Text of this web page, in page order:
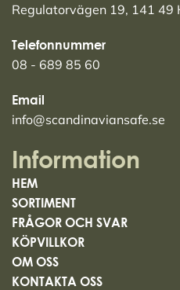
Regulatorvägen 19, 141 49
Telefonnummer
08 - 689 85 60
Email
info@scandinaviansafe.se
Information
HEM
SORTIMENT
FRÅGOR OCH SVAR
KÖPVILLKOR
OM OSS
KONTAKTA OSS